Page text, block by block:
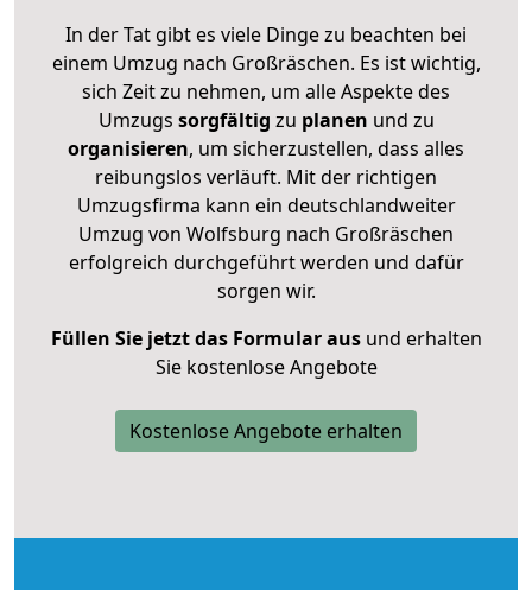
In der Tat gibt es viele Dinge zu beachten bei
einem Umzug nach Großräschen. Es ist wichtig,
sich Zeit zu nehmen, um alle Aspekte des
Umzugs sorgfältig zu planen und zu
organisieren, um sicherzustellen, dass alles
reibungslos verläuft. Mit der richtigen
Umzugsfirma kann ein deutschlandweiter
Umzug von Wolfsburg nach Großräschen
erfolgreich durchgeführt werden und dafür
sorgen wir.
Füllen Sie jetzt das Formular ausund erhalten
Sie kostenlose Angebote
Kostenlose Angebote erhalten